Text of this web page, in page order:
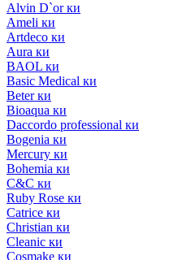
Alvin D`or ки
Ameli ки
Artdeco ки
Aura ки
BAOL ки
Basic Medical ки
Beter ки
Bioaqua ки
Daccordo professional ки
Bogenia ки
Mercury ки
Bohemia ки
C&C ки
Ruby Rose ки
Catrice ки
Christian ки
Cleanic ки
Cosmake ки